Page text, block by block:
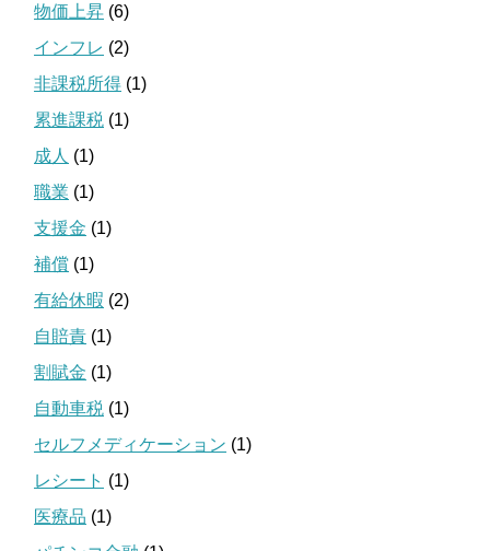
物価上昇 (6)
インフレ (2)
非課税所得 (1)
累進課税 (1)
成人 (1)
職業 (1)
支援金 (1)
補償 (1)
有給休暇 (2)
自賠責 (1)
割賦金 (1)
自動車税 (1)
セルフメディケーション (1)
レシート (1)
医療品 (1)